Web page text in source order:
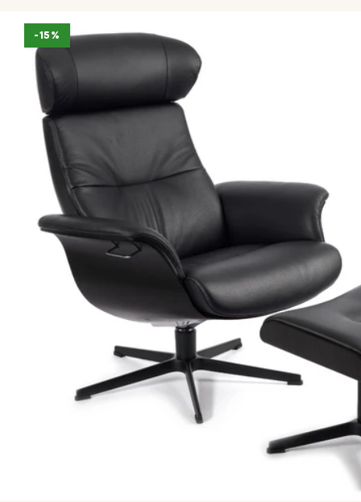
-15%
Gå til
produktoplysninger